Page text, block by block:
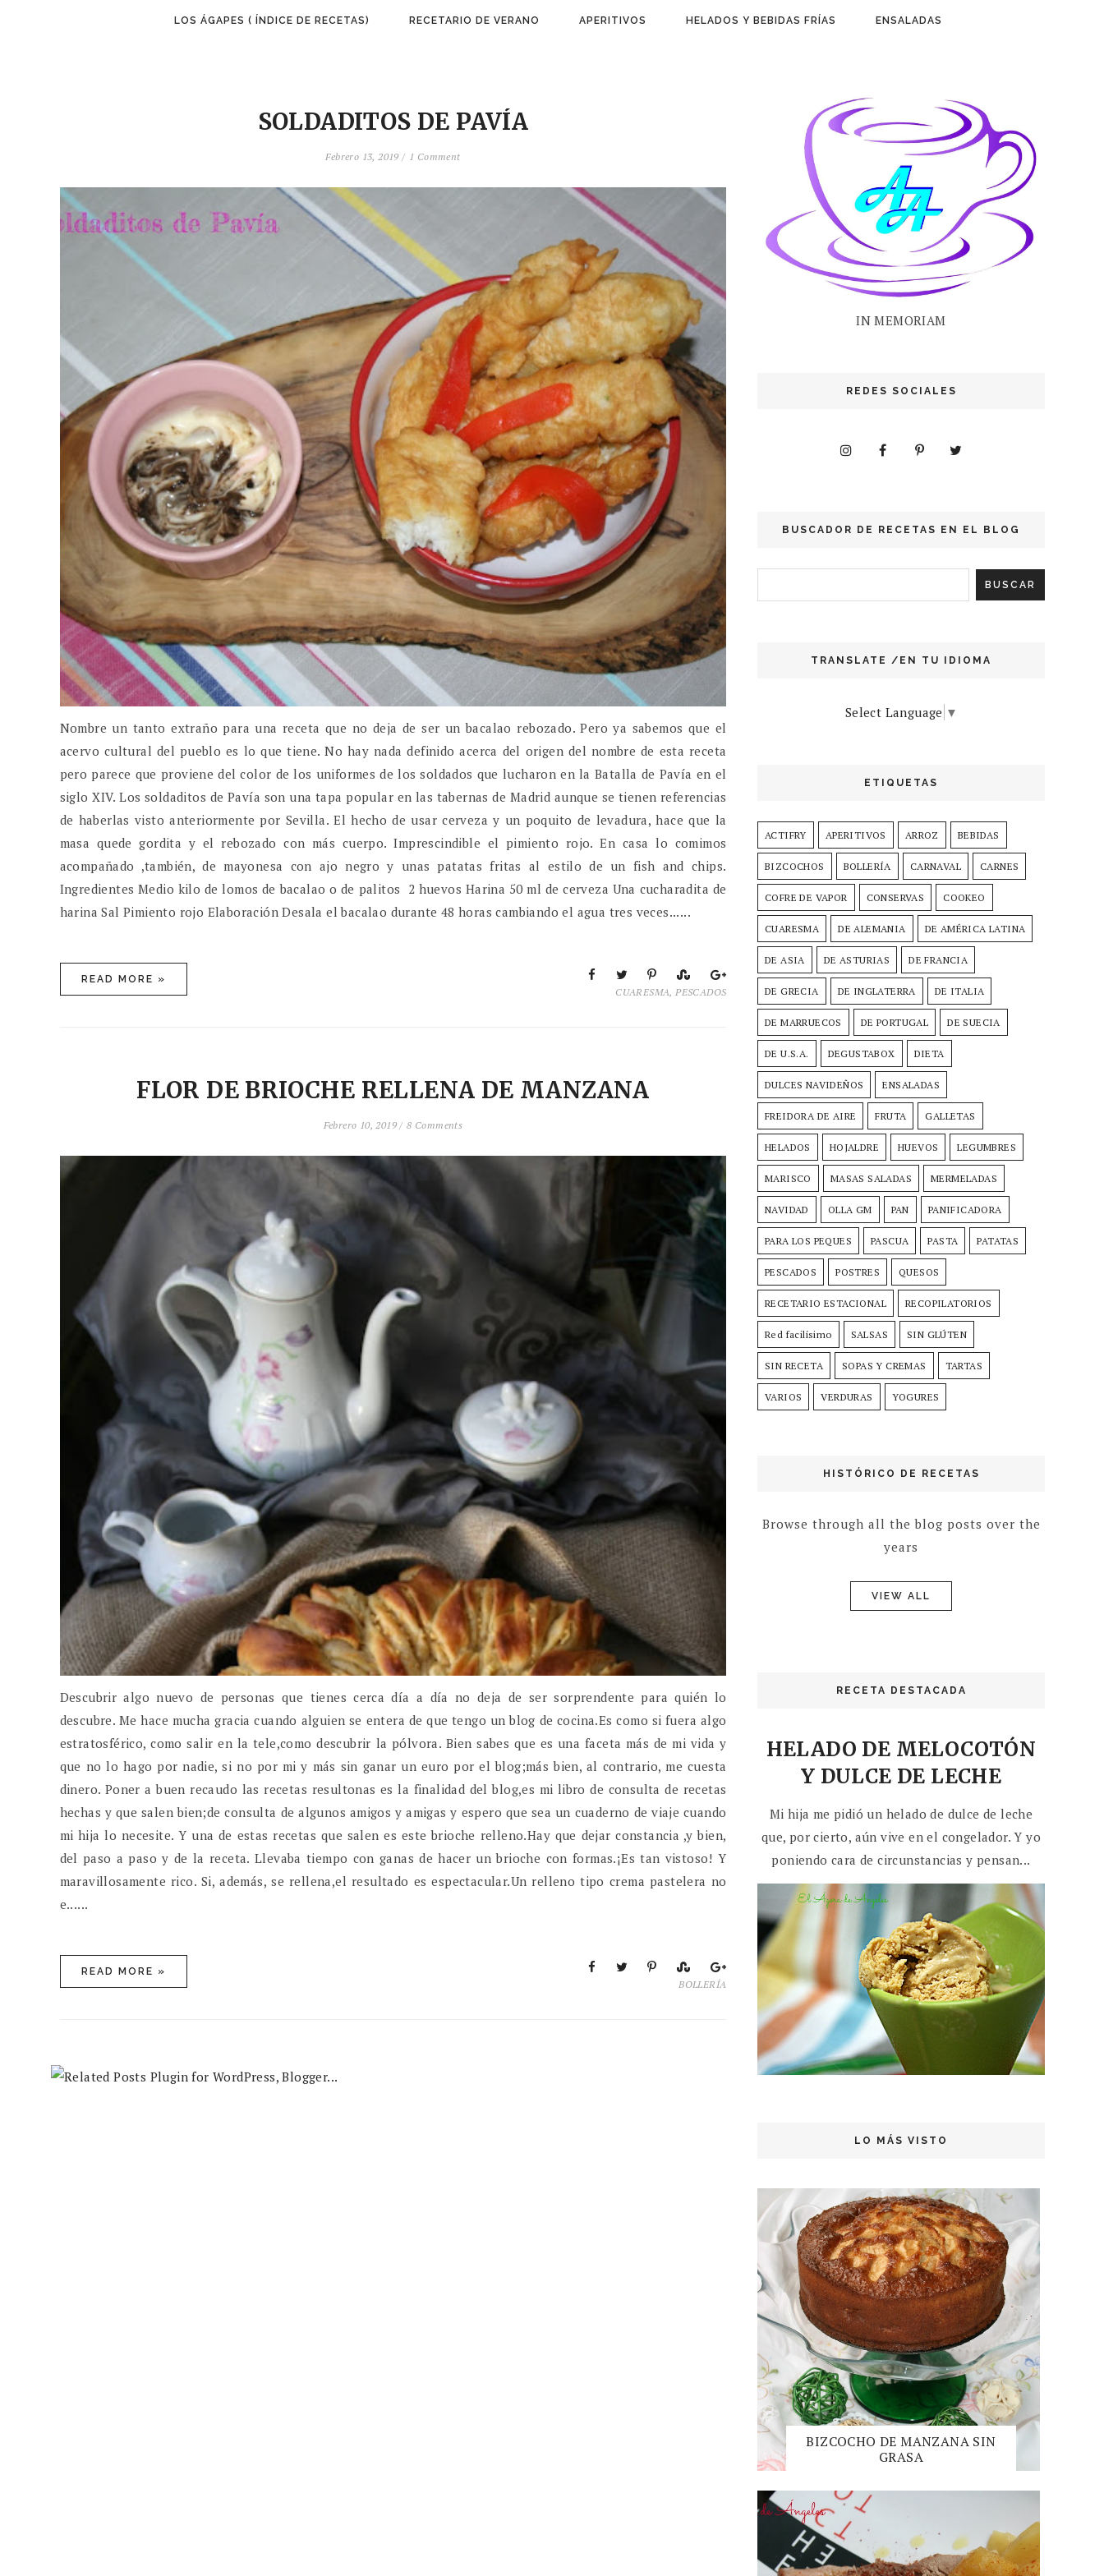
LOS ÁGAPES ( ÍNDICE DE RECETAS) RECETARIO DE VERANO APERITIVOS HELADOS Y BEBIDAS FRÍAS ENSALADAS
SOLDADITOS DE PAVÍA
Febrero 13, 2019 / 1 Comment
Nombre un tanto extraño para una receta que no deja de ser un bacalao rebozado. Pero ya sabemos que el
acervo cultural del pueblo es lo que tiene. No hay nada definido acerca del origen del nombre de esta receta
pero parece que proviene del color de los uniformes de los soldados que lucharon en la Batalla de Pavía en el
siglo XIV. Los soldaditos de Pavía son una tapa popular en las tabernas de Madrid aunque se tienen referencias
de haberlas visto anteriormente por Sevilla. El hecho de usar cerveza y un poquito de levadura, hace que la
masa quede gordita y el rebozado con más cuerpo. Imprescindible el pimiento rojo. En casa lo comimos
acompañado ,también, de mayonesa con ajo negro y unas patatas fritas al estilo de un fish and chips.
Ingredientes Medio kilo de lomos de bacalao o de palitos 2 huevos Harina 50 ml de cerveza Una cucharadita de
harina Sal Pimiento rojo Elaboración Desala el bacalao durante 48 horas cambiando el agua tres veces......
READ MORE »
CUARESMA,PESCADOS
FLOR DE BRIOCHE RELLENA DE MANZANA
Febrero 10, 2019 / 8 Comments
Descubrir algo nuevo de personas que tienes cerca día a día no deja de ser sorprendente para quién lo
descubre. Me hace mucha gracia cuando alguien se entera de que tengo un blog de cocina.Es como si fuera algo
estratosférico, como salir en la tele,como descubrir la pólvora. Bien sabes que es una faceta más de mi vida y
que no lo hago por nadie, si no por mi y más sin ganar un euro por el blog;más bien, al contrario, me cuesta
dinero. Poner a buen recaudo las recetas resultonas es la finalidad del blog,es mi libro de consulta de recetas
hechas y que salen bien;de consulta de algunos amigos y amigas y espero que sea un cuaderno de viaje cuando
mi hija lo necesite. Y una de estas recetas que salen es este brioche relleno.Hay que dejar constancia ,y bien,
del paso a paso y de la receta. Llevaba tiempo con ganas de hacer un brioche con formas.¡Es tan vistoso! Y
maravillosamente rico. Si, además, se rellena,el resultado es espectacular.Un relleno tipo crema pastelera no
e......
READ MORE »
BOLLERÍA
IN MEMORIAM
REDES SOCIALES
BUSCADOR DE RECETAS EN EL BLOG
TRANSLATE /EN TU IDIOMA
Select Language ▼
ETIQUETAS
ACTIFRY APERITIVOS ARROZ BEBIDAS
BIZCOCHOS BOLLERÍA CARNAVAL CARNES
COFRE DE VAPOR CONSERVAS COOKEO
CUARESMA DE ALEMANIA DE AMÉRICA LATINA
DE ASIA DE ASTURIAS DE FRANCIA
DE GRECIA DE INGLATERRA DE ITALIA
DE MARRUECOS DE PORTUGAL DE SUECIA
DE U.S.A. DEGUSTABOX DIETA
DULCES NAVIDEÑOS ENSALADAS
FREIDORA DE AIRE FRUTA GALLETAS
HELADOS HOJALDRE HUEVOS LEGUMBRES
MARISCO MASAS SALADAS MERMELADAS
NAVIDAD OLLA GM PAN PANIFICADORA
PARA LOS PEQUES PASCUA PASTA PATATAS
PESCADOS POSTRES QUESOS
RECETARIO ESTACIONAL RECOPILATORIOS
Red facilísimo SALSAS SIN GLÚTEN
SIN RECETA SOPAS Y CREMAS TARTAS
VARIOS VERDURAS YOGURES
HISTÓRICO DE RECETAS
Browse through all the blog posts over the
years
VIEW ALL
RECETA DESTACADA
HELADO DE MELOCOTÓN
Y DULCE DE LECHE
Mi hija me pidió un helado de dulce de leche
que, por cierto, aún vive en el congelador. Y yo
poniendo cara de circunstancias y pensan...
LO MÁS VISTO
BIZCOCHO DE MANZANA SIN
GRASA